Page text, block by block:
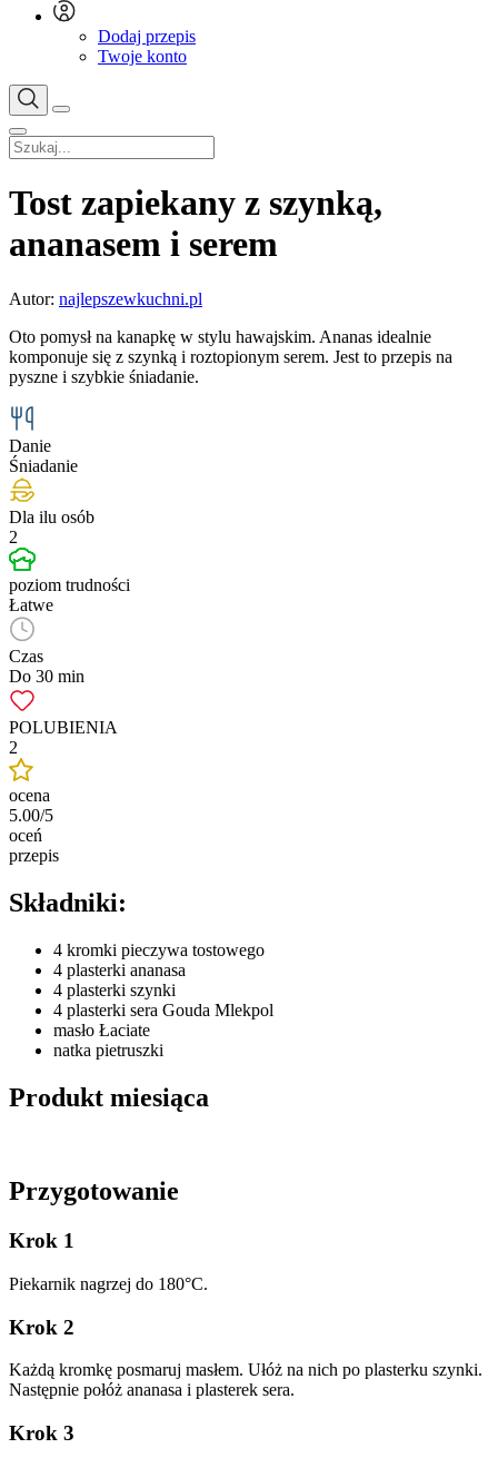
Dodaj przepis
Twoje konto
Tost zapiekany z szynką,
ananasem i serem
Autor: najlepszewkuchni.pl
Oto pomysł na kanapkę w stylu hawajskim. Ananas idealnie
komponuje się z szynką i roztopionym serem. Jest to przepis na
pyszne i szybkie śniadanie.
Danie
Śniadanie
Dla ilu osób
2
poziom trudności
Łatwe
Czas
Do 30 min
POLUBIENIA
2
ocena
5.00/5
oceń
przepis
Składniki:
4 kromki pieczywa tostowego
4 plasterki ananasa
4 plasterki szynki
4 plasterki sera Gouda Mlekpol
masło Łaciate
natka pietruszki
Produkt miesiąca
Przygotowanie
Krok 1
Piekarnik nagrzej do 180°C.
Krok 2
Każdą kromkę posmaruj masłem. Ułóż na nich po plasterku szynki.
Następnie połóż ananasa i plasterek sera.
Krok 3